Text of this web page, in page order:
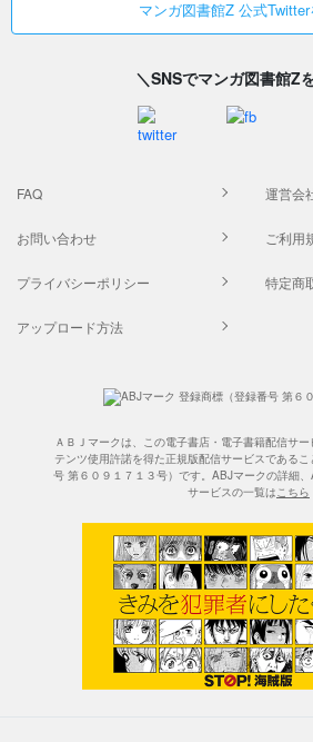
マンガ図書館Z 公式
＼SNSでマンガ図書館Z
FAQ 運営会
お問い合わせ ご利用
プライバシーポリシー 特定商
アップロード方法
ＡＢＪマークは、この電子書店・電子書籍配信サ
テンツ使用許諾を得た正規版配信サービスである
号 第６０９１７１３号）です。ABJマークの詳細
サービスの一覧はこちら